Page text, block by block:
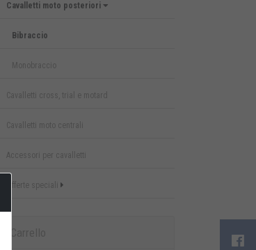
Cavalletti moto posteriori
Bibraccio
Monobraccio
Cavalletti cross, trial e motard
Cavalletti moto centrali
Accessori per cavalletti
Offerte speciali